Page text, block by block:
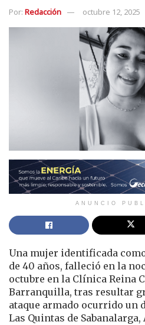
Por: Redacción octubre 12, 2025
ANUNCIO
Una mujer identificada
de 40 años, falleció en la
octubre en la Clínica Reina
Barranquilla, tras resultar
ataque armado ocurrido un
Las Quintas de